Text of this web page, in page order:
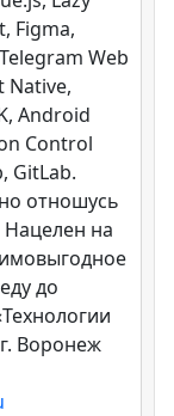
Figma,
Web
Native,
Android
Control
GitLab.
отношусь
Нацелен на
до
Воронеж